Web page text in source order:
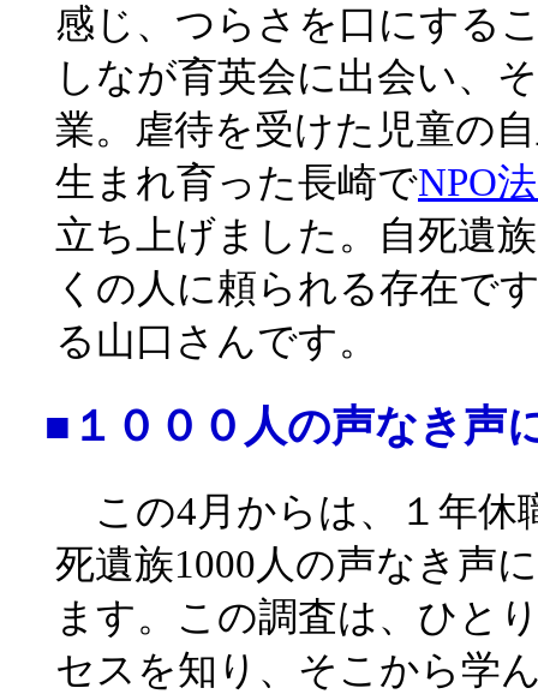
感じ、つらさを口にする
しなが育英会に出会い、
業。虐待を受けた児童の
生まれ育った長崎でNPO
立ち上げました。自死遺
くの人に頼られる存在で
る山口さんです。
■１０００人の声なき声
この4月からは、１年休
死遺族1000人の声なき声
ます。この調査は、ひと
セスを知り、そこから学